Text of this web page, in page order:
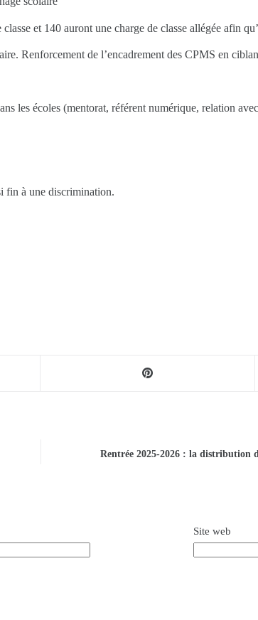
et 140 auront une charge de classe allégée afin
Renforcement de l’encadrement des CPMS en
les écoles (mentorat, référent numérique, relation
fin à une discrimination.
Rentrée 2025-2026 : la distribution
Site web